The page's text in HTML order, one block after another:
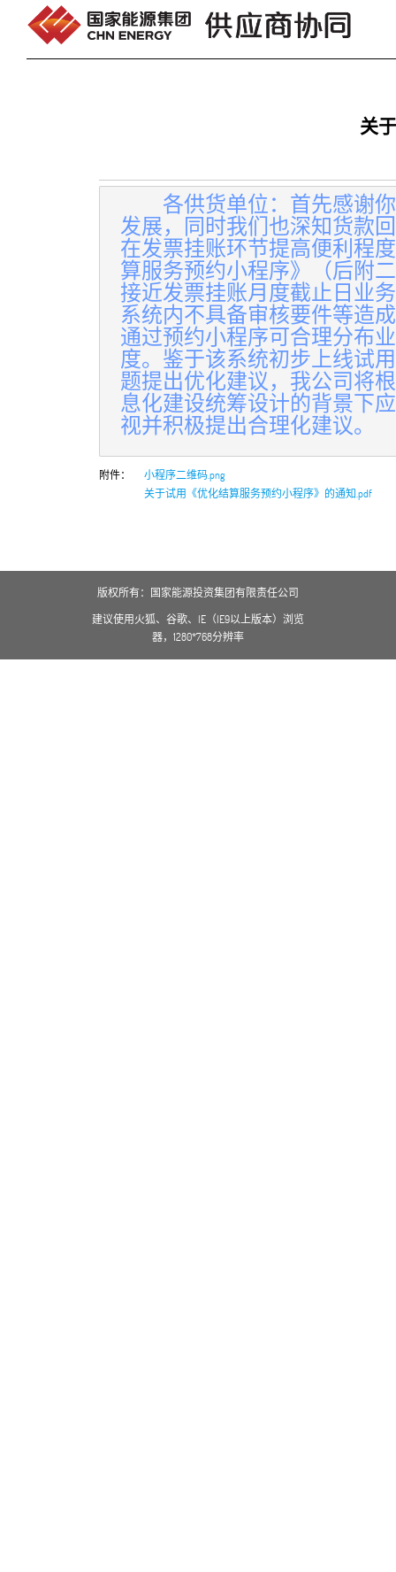
跳转到内容
关
各供货单位：首先感谢
发展，同时我们也深知货款
在发票挂账环节提高便利程
算服务预约小程序》（后附
接近发票挂账月度截止日业
系统内不具备审核要件等造
通过预约小程序可合理分布
度。鉴于该系统初步上线试
题提出优化建议，我公司将
息化建设统筹设计的背景下
视并积极提出合理化建议。
附件：
小程序二维码.png
关于试用《优化结算服务预约小程序》的通知.pdf
版权所有：国家能源投资集团有限责任公司
建议使用火狐、谷歌、IE（IE9以上版本）浏览
器，1280*768分辨率